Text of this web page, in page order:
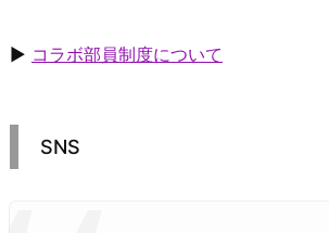
▶ コラボ部員制度について
SNS